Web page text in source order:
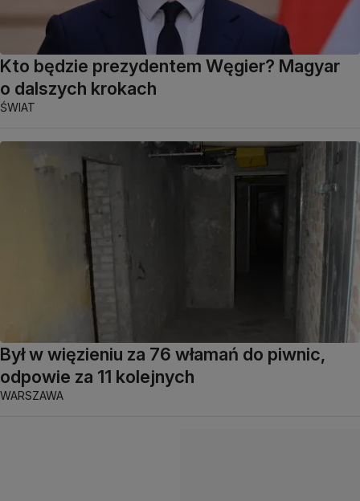
Kto będzie prezydentem Węgier? Magyar
o dalszych krokach
ŚWIAT
Był w więzieniu za 76 włamań do piwnic,
odpowie za 11 kolejnych
WARSZAWA